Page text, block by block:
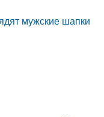
мужские шапки